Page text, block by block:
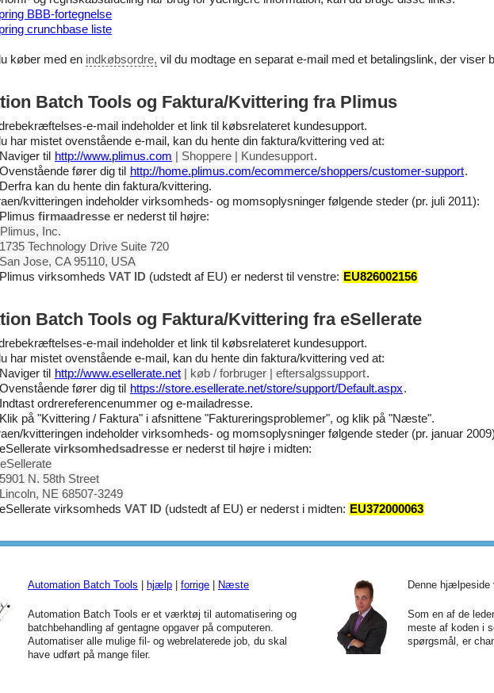
BBB-fortegnelse
crunchbase liste
køber med en indkøbsordre, vil du modtage en separat e-mail med et betalingslink, der viser
Batch Tools og Faktura/Kvittering fra Plimus
e-mail indeholder et link til købsrelateret kundesupport.
har mistet ovenstående e-mail, kan du hente din faktura/kvittering ved at:
Naviger til
http://www.plimus.com | Shoppere | Kundesupport.
Ovenstående fører dig til
http://home.plimus.com/ecommerce/shoppers/customer-support.
Derfra kan du hente din faktura/kvittering.
kvitteringen indeholder virksomheds- og momsoplysninger følgende steder (pr. juli 2011):
Plimus firmaadresse er nederst til højre:
Plimus, Inc.
1735 Technology Drive Suite 720
San Jose, CA 95110, USA
Plimus virksomheds VAT ID (udstedt af EU) er nederst til venstre: EU826002156
Batch Tools og Faktura/Kvittering fra eSellerate
e-mail indeholder et link til købsrelateret kundesupport.
har mistet ovenstående e-mail, kan du hente din faktura/kvittering ved at:
Naviger til
http://www.esellerate.net | køb / forbruger | eftersalgssupport.
Ovenstående fører dig til
https://store.esellerate.net/store/support/Default.aspx.
Indtast ordrereferencenummer og e-mailadresse.
Klik på "Kvittering / Faktura" i afsnittene "Faktureringsproblemer", og klik på "Næste".
kvitteringen indeholder virksomheds- og momsoplysninger følgende steder (pr. januar
eSellerate virksomhedsadresse er nederst til højre i midten:
eSellerate
5901 N. 58th Street
Lincoln, NE 68507-3249
eSellerate virksomheds VAT ID (udstedt af EU) er nederst i midten: EU372000063
Automation Batch Tools hjælp forrige Næste
Automation Batch Tools er et værktøj til automatisering og
batchbehandling af gentagne opgaver på computeren.
Automatiser alle mulige fil- og webrelaterede job, du skal
have udført på mange filer.
Denne
Som en af de
meste af koden i
spørgsmål, er